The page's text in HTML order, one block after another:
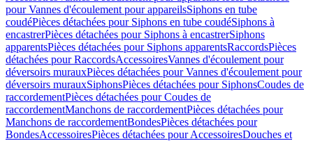
pour Vannes d'écoulement pour appareilsSiphons en tube
coudéPièces détachées pour Siphons en tube coudéSiphons à
encastrerPièces détachées pour Siphons à encastrerSiphons
apparentsPièces détachées pour Siphons apparentsRaccordsPièces
détachées pour RaccordsAccessoiresVannes d'écoulement pour
déversoirs murauxPièces détachées pour Vannes d'écoulement pour
déversoirs murauxSiphonsPièces détachées pour SiphonsCoudes de
raccordementPièces détachées pour Coudes de
raccordementManchons de raccordementPièces détachées pour
Manchons de raccordementBondesPièces détachées pour
BondesAccessoiresPièces détachées pour AccessoiresDouches et